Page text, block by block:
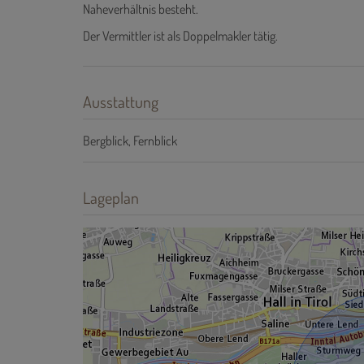
Naheverhältnis besteht.
Der Vermittler ist als Doppelmakler tätig.
Ausstattung
Bergblick Fernblick
Lageplan